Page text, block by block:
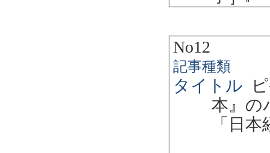
No12
記事種類
タイトル
本』の
「日